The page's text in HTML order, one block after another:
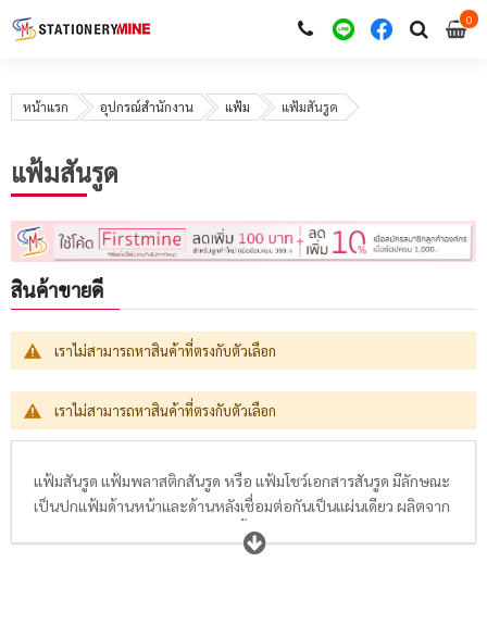
00
หน้าแรก อุปกรณ์สำนักงาน แฟ้ม แฟ้มสันรูด
แฟ้มสันรูด
สินค้าขายดี
เราไม่สามารถหาสินค้าที่ตรงกับตัวเลือก
เราไม่สามารถหาสินค้าที่ตรงกับตัวเลือก
แฟ้มสันรูด แฟ้มพลาสติกสันรูด หรือ แฟ้มโชว์เอกสารสันรูด มีลักษณะ
เป็นปกแฟ้มด้านหน้าและด้านหลังเชื่อมต่อกันเป็นแผ่นเดียว ผลิตจาก
พลาสติก PP ผิวเรียบ คุณภาพดี มีทั้งแบบสีใส สีทึบ และพิมพ์ลาย โดย
จะจำหน่ายมาพร้อมกับสันรูดด้านข้างที่มีลักษณะเป็นทรงเหลี่ยมหรือ